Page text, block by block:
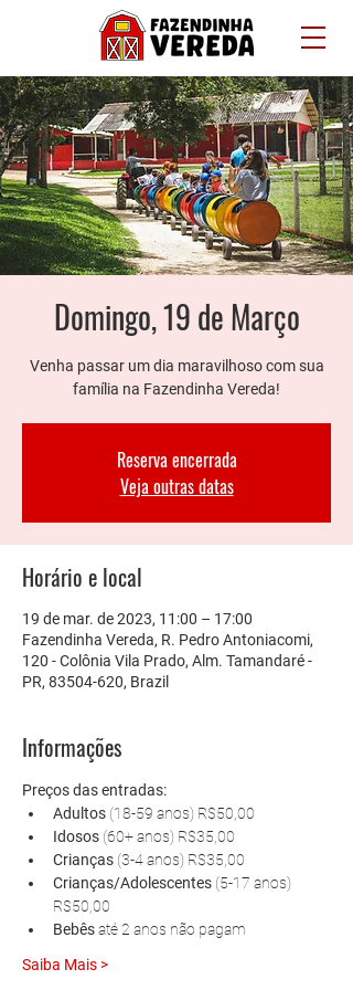
Domingo, 19 de Março
Venha passar um dia maravilhoso com sua
família na Fazendinha Vereda!
Reserva encerrada
Veja outras datas
Horário e local
19 de mar. de 2023, 11:00 – 17:00
Fazendinha Vereda, R. Pedro Antoniacomi,
120 - Colônia Vila Prado, Alm. Tamandaré -
PR, 83504-620, Brazil
Informações
Preços das entradas:
Adultos (18-59 anos) R$50,00
Idosos (60+ anos) R$35,00
Crianças (3-4 anos) R$35,00
Crianças/Adolescentes (5-17 anos)
R$50,00
Bebês até 2 anos não pagam
Saiba Mais >